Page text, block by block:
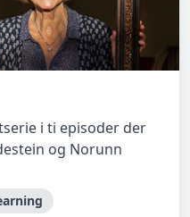
i ti episoder der
og Norunn